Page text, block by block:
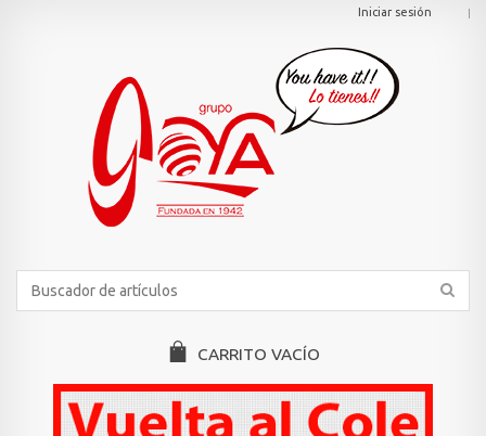
Iniciar sesión
CARRITO VACÍO